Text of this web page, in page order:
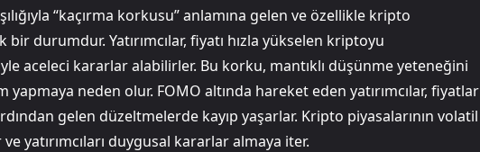
“kaçırma korkusu” anlamına gelen ve özellikle kripto
bir durumdur. Yatırımcılar, fiyatı hızla yükselen kriptoyu
aceleci kararlar alabilirler. Bu korku, mantıklı düşünme yeteneğini
yapmaya neden olur. FOMO altında hareket eden yatırımcılar, fiyatlar
gelen düzeltmelerde kayıp yaşarlar. Kripto piyasalarının volatil
yatırımcıları duygusal kararlar almaya iter.